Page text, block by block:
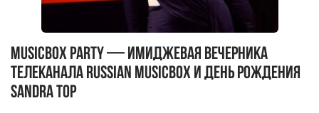
MUSICBOX PARTY — имиджевая вечерника
телеканала RUSSIAN MUSICBOX и день рождения
Sandra Top